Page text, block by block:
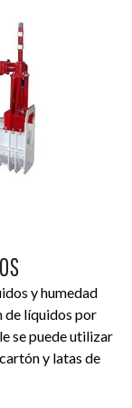
y humedad
de líquidos por
se puede utilizar
y latas de